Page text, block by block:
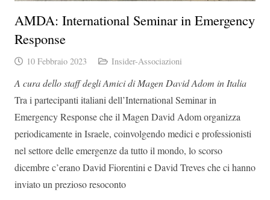
AMDA: International Seminar in Emergency
Response
10 Febbraio 2023 Insider-Associazioni
A cura dello staff degli Amici di Magen David Adom in Italia
Tra i partecipanti italiani dell’International Seminar in
Emergency Response che il Magen David Adom organizza
periodicamente in Israele, coinvolgendo medici e professionisti
nel settore delle emergenze da tutto il mondo, lo scorso
dicembre c’erano David Fiorentini e David Treves che ci hanno
inviato un prezioso resoconto